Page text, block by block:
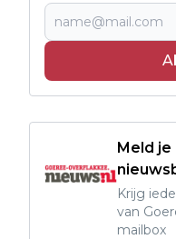
Meld je
Krijg
van
mailbox